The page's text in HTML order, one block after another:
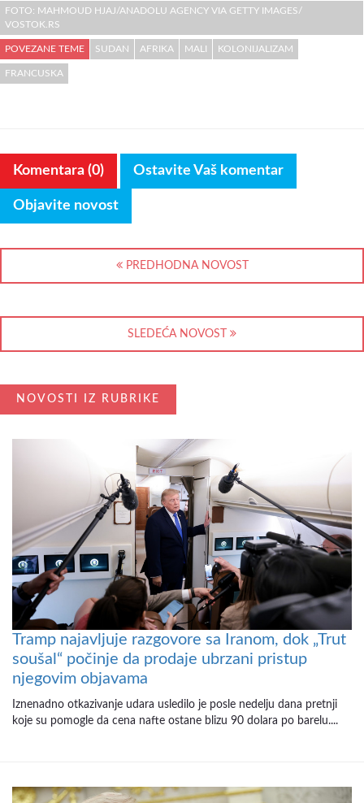
FOTO: MAHMOUD HJAJ/ANADOLU AGENCY VIA GETTY IMAGES/
VOSTOK.RS
POVEZANE TEME SUDAN AFRIKA MALI KOLONIJALIZAM
FRANCUSKA
Komentara (0) Ostavite Vaš komentar
Objavite novost
PREDHODNA NOVOST
SLEDEĆA NOVOST
NOVOSTI IZ RUBRIKE
Tramp najavljuje razgovore sa Iranom, dok „Trut
soušal“ počinje da prodaje ubrzani pristup
njegovim objavama
Iznenadno otkazivanje udara usledilo je posle nedelju dana pretnji
koje su pomogle da cena nafte ostane blizu 90 dolara po barelu....